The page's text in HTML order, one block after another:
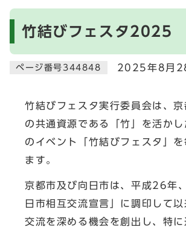
竹結びフェスタ2025
ページ番号344848 2025年8月
竹結びフェスタ実行委員会は、
の共通資源である「竹」を活か
のイベント「竹結びフェスタ」
ます。
京都市及び向日市は、平成26年
日市相互交流宣言」に調印して
交流を深める機会を創出し、特